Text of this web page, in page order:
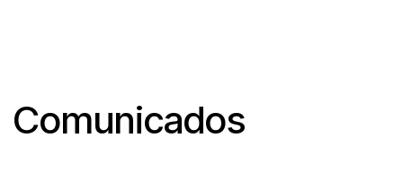
Comunicados